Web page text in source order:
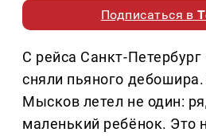
Подписаться в
С рейса Санкт-
сняли пьяного
Мысков летел не один:
маленький ребёнок. Это